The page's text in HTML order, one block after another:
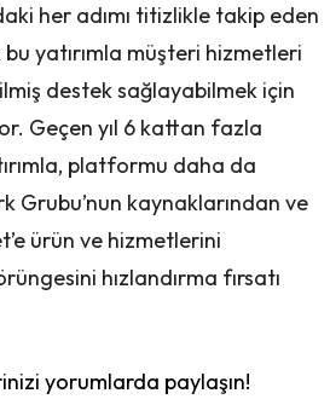
her adımı titizlikle takip eden
yatırımla müşteri hizmetleri
destek sağlayabilmek için
Geçen yıl 6 kattan fazla
platformu daha da
Grubu’nun kaynaklarından ve
ürün ve hizmetlerini
hızlandırma fırsatı
yorumlarda paylaşın!